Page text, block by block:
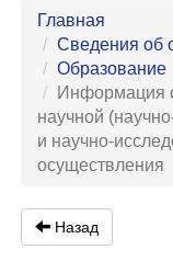
Главная
Сведения об
Образование
Информация
научной
и научно-
осуществления
Назад